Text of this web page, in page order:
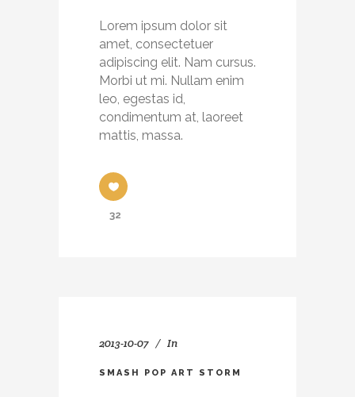
Lorem ipsum dolor sit
amet, consectetuer
adipiscing elit. Nam cursus.
Morbi ut mi. Nullam enim
leo, egestas id,
condimentum at, laoreet
mattis, massa.
32
2013-10-07 In
SMASH POP ART STORM